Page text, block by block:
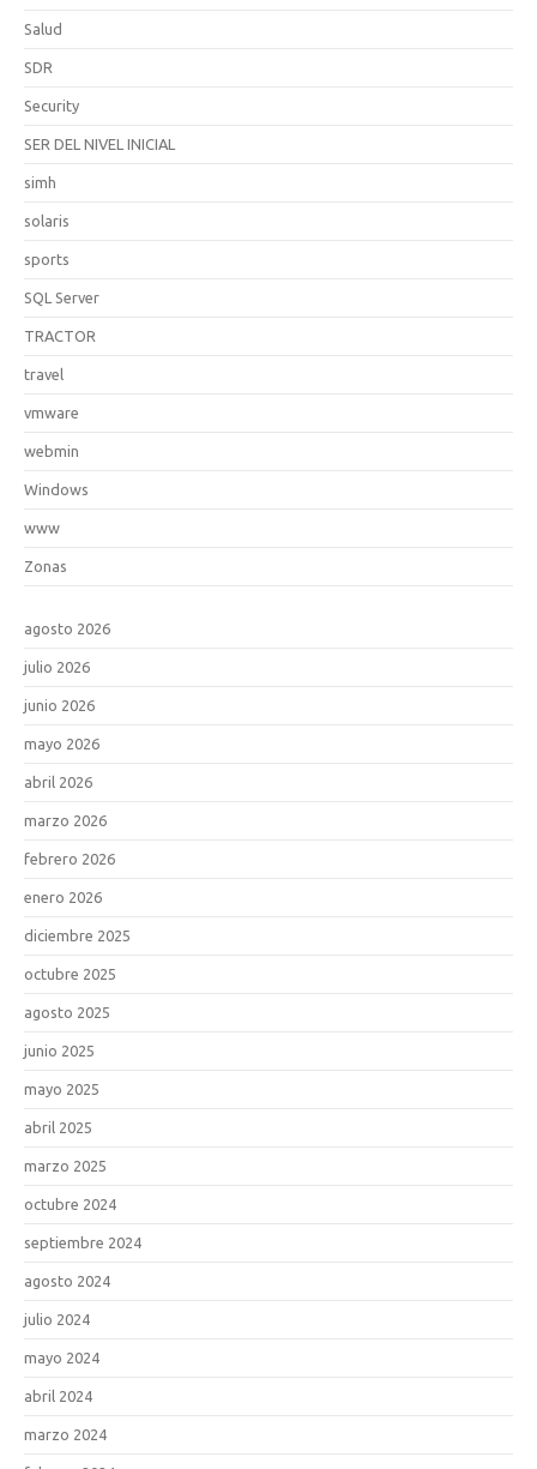
Salud
SDR
Security
SER DEL NIVEL INICIAL
simh
solaris
sports
SQL Server
TRACTOR
travel
vmware
webmin
Windows
www
Zonas
agosto 2026
julio 2026
junio 2026
mayo 2026
abril 2026
marzo 2026
febrero 2026
enero 2026
diciembre 2025
octubre 2025
agosto 2025
junio 2025
mayo 2025
abril 2025
marzo 2025
octubre 2024
septiembre 2024
agosto 2024
julio 2024
mayo 2024
abril 2024
marzo 2024